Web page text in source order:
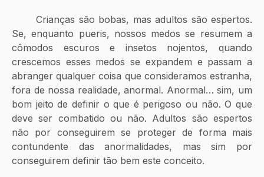
	Crianças são bobas, mas adultos são espertos.
Se, enquanto pueris, nossos medos se resumem a
cômodos escuros e insetos nojentos, quando
crescemos esses medos se expandem e passam a
abranger qualquer coisa que consideramos estranha,
fora de nossa realidade, anormal. Anormal… sim, um
bom jeito de definir o que é perigoso ou não. O que
deve ser combatido ou não. Adultos são espertos
não por conseguirem se proteger de forma mais
contundente das anormalidades, mas sim por
conseguirem definir tão bem este conceito.